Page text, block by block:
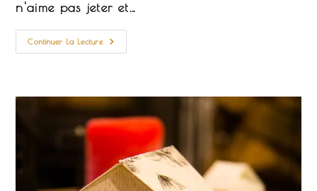
n'aime pas jeter et…
Continuer La LectureLes
P'tits